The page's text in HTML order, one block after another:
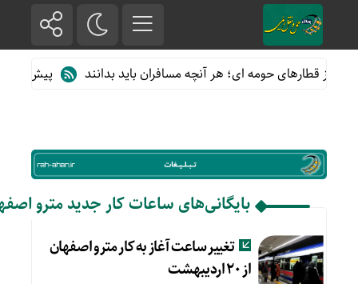
از قطارهای حومه ای؛ هر آنچه مسافران باید بدانند پیش فروش
بایگانی‌های ساعات کار جدید مترو
تغییر ساعت آغاز به کار مترو اصفهان
از ۲۰ اردیبهشت